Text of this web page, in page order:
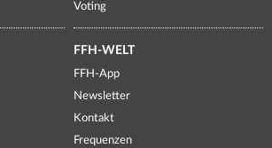
Voting
FFH-WELT
FFH-App
Newsletter
Kontakt
Frequenzen